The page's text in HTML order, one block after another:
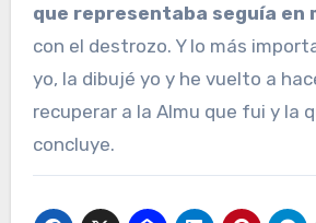
que representaba seguía en
con el destrozo. Y lo más
yo, la dibujé yo y he vuelto a
recuperar a la Almu que fui y la
concluye.